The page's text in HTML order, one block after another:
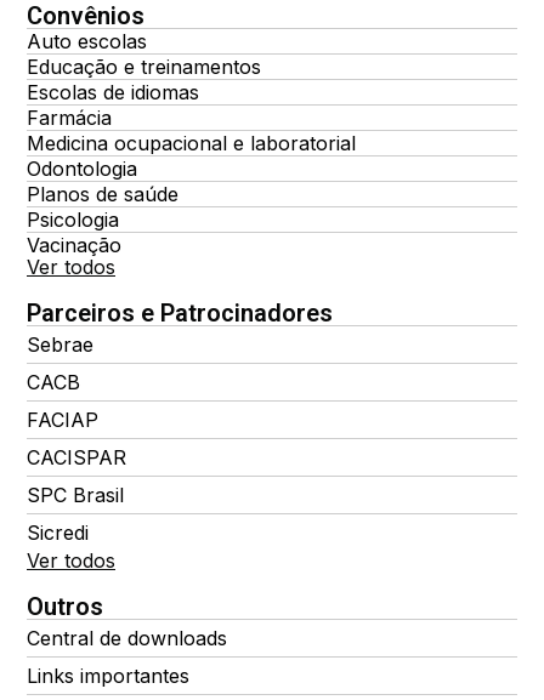
Convênios
Auto escolas
Educação e treinamentos
Escolas de idiomas
Farmácia
Medicina ocupacional e laboratorial
Odontologia
Planos de saúde
Psicologia
Vacinação
Ver todos
Parceiros e Patrocinadores
Sebrae
CACB
FACIAP
CACISPAR
SPC Brasil
Sicredi
Ver todos
Outros
Central de downloads
Links importantes